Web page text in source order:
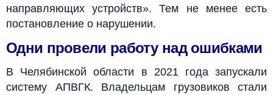
направляющих устройств». Тем не менее есть
постановление о нарушении.
Одни провели работу над ошибками
В Челябинской области в 2021 года запускали
систему АПВГК. Владельцам грузовиков стали